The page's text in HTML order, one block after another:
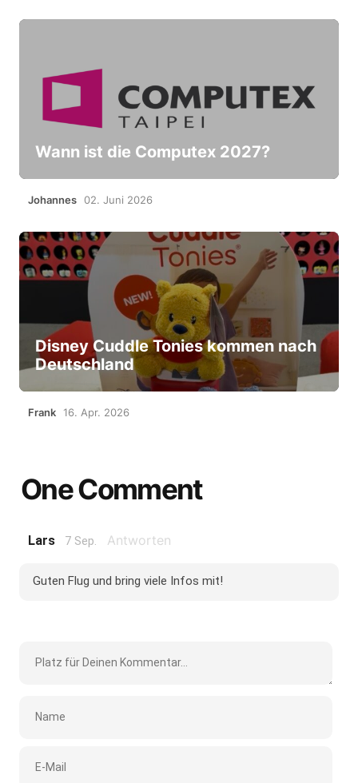
Wann ist die Computex 2027?
Johannes 02. Juni 2026
Disney Cuddle Tonies kommen nach
Deutschland
Frank 16. Apr. 2026
One Comment
Lars 7 Sep. Antworten
Guten Flug und bring viele Infos mit!